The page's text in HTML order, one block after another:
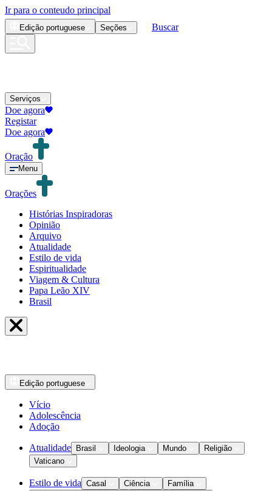
Ir para o conteudo principal
Edição portuguese Seções Buscar
Serviços
Doe agora
Registar
Doe agora
Oração
Menu
Orações
Histórias Inspiradoras
Opinião
Arquivo
Atualidade
Estilo de vida
Espiritualidade
Viagem & Cultura
Papa Leão XIV
Brasil
Edição portuguese
Vício
Adolescência
Adoção
Atualidade Brasil Ideologia Mundo
Religião
Vaticano
Estilo de vida Casal Ciência
Família